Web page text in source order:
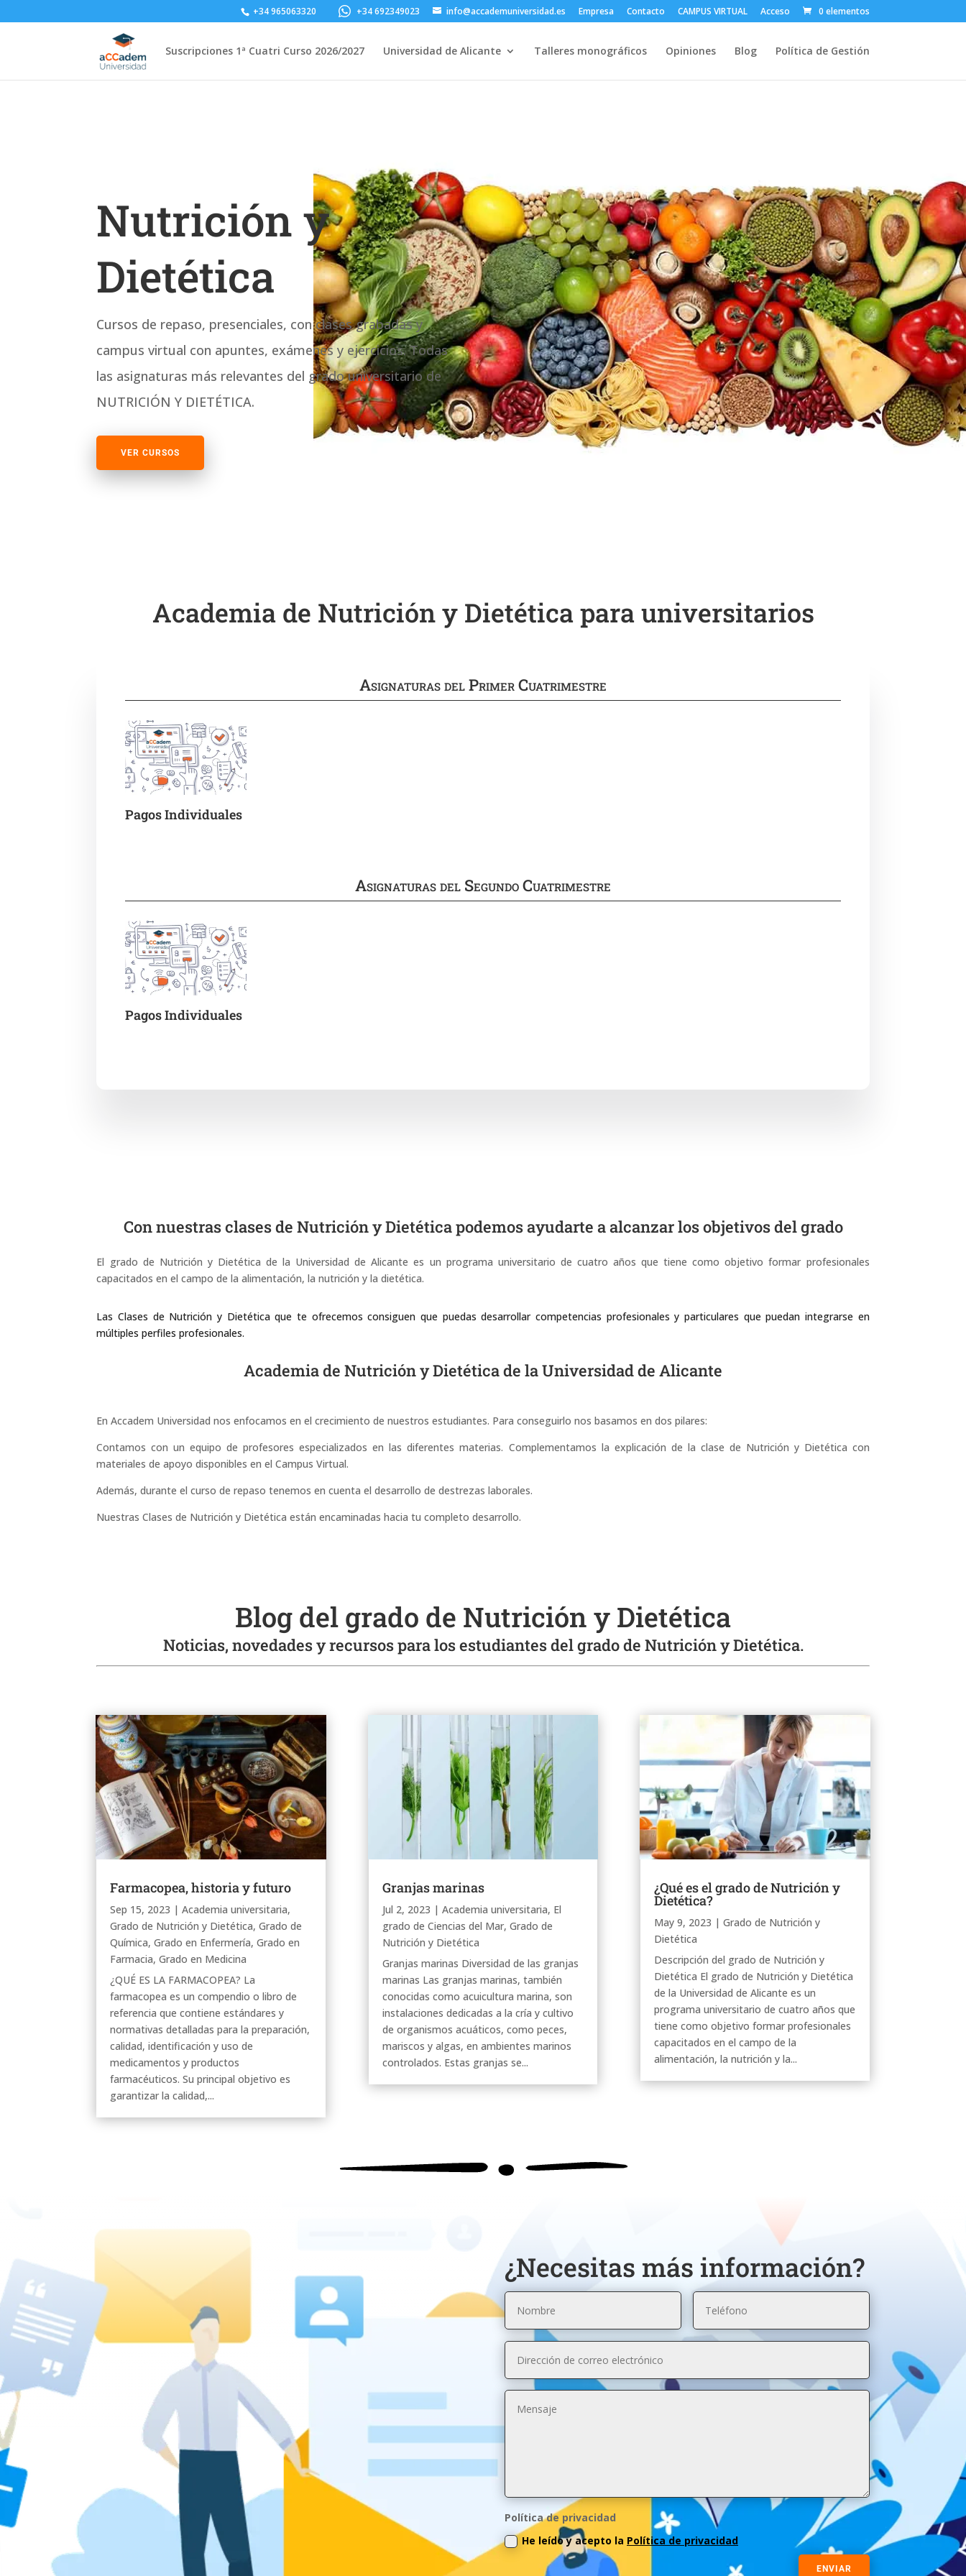
+34 965063320 +34 692349023 info@accademuniversidad.es Empresa Contacto CAMPUS VIRTUAL Acceso 0 elementos
Suscripciones 1ª Cuatri Curso 2026/2027 Universidad de Alicante Talleres monográficos Opiniones Blog Política de Gestión
Nutrición y
Dietética
Cursos de repaso, presenciales, con clases grabadas y
campus virtual con apuntes, exámenes y ejercicios. Todas
las asignaturas más relevantes del grado universitario de
NUTRICIÓN Y DIETÉTICA.
VER CURSOS
Academia de Nutrición y Dietética para universitarios
Asignaturas del Primer Cuatrimestre
Pagos Individuales
Asignaturas del Segundo Cuatrimestre
Pagos Individuales
Con nuestras clases de Nutrición y Dietética podemos ayudarte a alcanzar los objetivos del grado
El grado de Nutrición y Dietética de la Universidad de Alicante es un programa universitario de cuatro años que tiene como objetivo formar profesionales
capacitados en el campo de la alimentación, la nutrición y la dietética.
Las Clases de Nutrición y Dietética que te ofrecemos consiguen que puedas desarrollar competencias profesionales y particulares que puedan integrarse en
múltiples perfiles profesionales.
Academia de Nutrición y Dietética de la Universidad de Alicante
En Accadem Universidad nos enfocamos en el crecimiento de nuestros estudiantes. Para conseguirlo nos basamos en dos pilares:
Contamos con un equipo de profesores especializados en las diferentes materias. Complementamos la explicación de la clase de Nutrición y Dietética con
materiales de apoyo disponibles en el Campus Virtual.
Además, durante el curso de repaso tenemos en cuenta el desarrollo de destrezas laborales.
Nuestras Clases de Nutrición y Dietética están encaminadas hacia tu completo desarrollo.
Blog del grado de Nutrición y Dietética
Noticias, novedades y recursos para los estudiantes del grado de Nutrición y Dietética.
Farmacopea, historia y futuro
Sep 15, 2023 |Academia universitaria,
Grado de Nutrición y Dietética,Grado de
Química,Grado en Enfermería,Grado en
Farmacia,Grado en Medicina
¿QUÉ ES LA FARMACOPEA? La
farmacopea es un compendio o libro de
referencia que contiene estándares y
normativas detalladas para la preparación,
calidad, identificación y uso de
medicamentos y productos
farmacéuticos. Su principal objetivo es
garantizar la calidad,...
Granjas marinas
Jul 2, 2023 | Academia universitaria, El
grado de Ciencias del Mar, Grado de
Nutrición y Dietética
Granjas marinas Diversidad de las granjas
marinas Las granjas marinas, también
conocidas como acuicultura marina, son
instalaciones dedicadas a la cría y cultivo
de organismos acuáticos, como peces,
mariscos y algas, en ambientes marinos
controlados. Estas granjas se...
¿Qué es el grado de Nutrición y
Dietética?
May 9, 2023 | Grado de Nutrición y
Dietética
Descripción del grado de Nutrición y
Dietética El grado de Nutrición y Dietética
de la Universidad de Alicante es un
programa universitario de cuatro años que
tiene como objetivo formar profesionales
capacitados en el campo de la
alimentación, la nutrición y la...
¿Necesitas más información?
Política de privacidad
He leído y acepto la Política de privacidad
ENVIAR